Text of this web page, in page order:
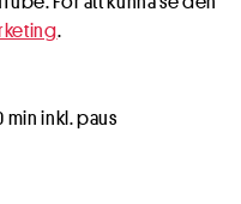
.
min inkl. paus